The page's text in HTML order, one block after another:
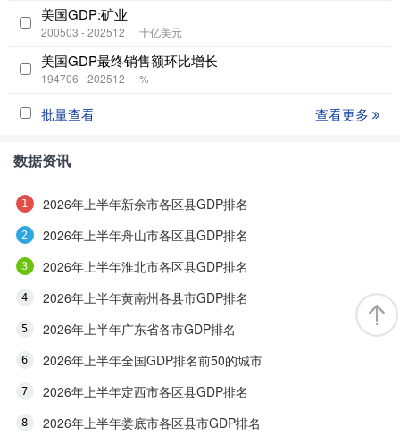
美国GDP:矿业
200503 - 202512 十亿美元
美国GDP最终销售额环比增长
194706 - 202512 %
批量查看 查看更多
数据资讯
2026年上半年新余市各区县GDP排名
2026年上半年舟山市各区县GDP排名
2026年上半年淮北市各区县GDP排名
2026年上半年黄南州各县市GDP排名
2026年上半年广东省各市GDP排名
2026年上半年全国GDP排名前50的城市
2026年上半年定西市各区县GDP排名
2026年上半年娄底市各区县市GDP排名